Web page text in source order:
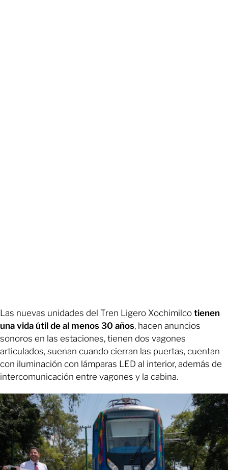
Las nuevas unidades del Tren Ligero Xochimilco tienen
una vida útil de al menos 30 años, hacen anuncios
sonoros en las estaciones, tienen dos vagones
articulados, suenan cuando cierran las puertas, cuentan
con iluminación con lámparas LED al interior, además de
intercomunicación entre vagones y la cabina.